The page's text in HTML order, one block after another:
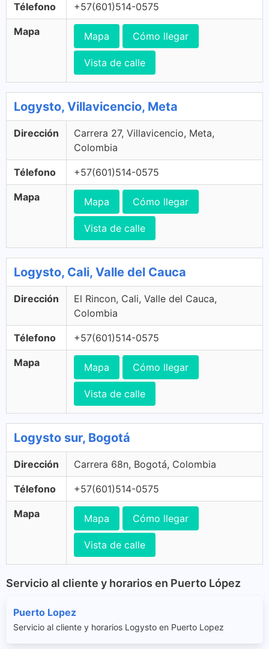
Télefono +57(601)514-0575
Mapa Mapa Cómo llegar
Vista de calle
Logysto, Villavicencio, Meta
Dirección
Carrera 27, Villavicencio, Meta,
Colombia
Télefono +57(601)514-0575
Mapa Mapa Cómo llegar
Vista de calle
Logysto, Cali, Valle del Cauca
Dirección
El Rincon, Cali, Valle del Cauca,
Colombia
Télefono +57(601)514-0575
Mapa Mapa Cómo llegar
Vista de calle
Logysto sur, Bogotá
Dirección Carrera 68n, Bogotá, Colombia
Télefono +57(601)514-0575
Mapa Mapa Cómo llegar
Vista de calle
Servicio al cliente y horarios en Puerto López
Puerto Lopez
Servicio al cliente y horarios Logysto en Puerto Lopez